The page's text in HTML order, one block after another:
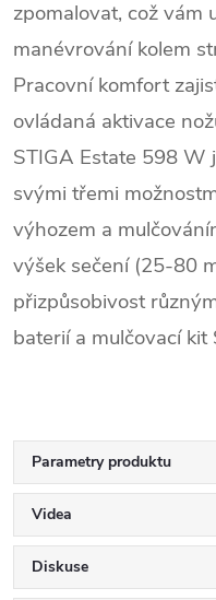
zpomalovat, což vám
manévrování kolem
Pracovní komfort
ovládaná aktivace
STIGA Estate 598 W
svými třemi
výhozem a
výšek sečení (25-80
přizpůsobivost
baterií a mulčovací kit
Parametry produktu
Videa
Diskuse